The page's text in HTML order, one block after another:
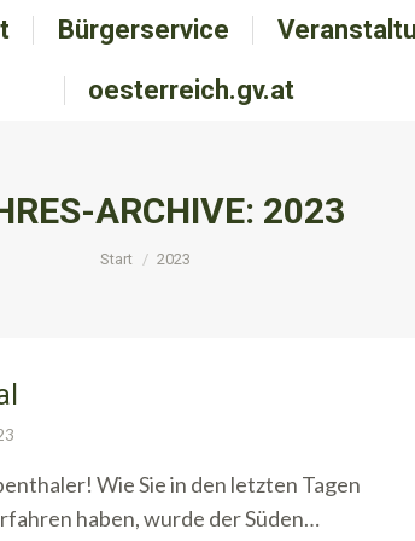
Bürgerservice
oesterreich.gv.at
ARCHIVE: 2023
Sie befinden sich hier:
Start 2023
Wie Sie in den letzten Tagen
haben, wurde der Süden…
Bürgerservice
oesterreich.gv.at